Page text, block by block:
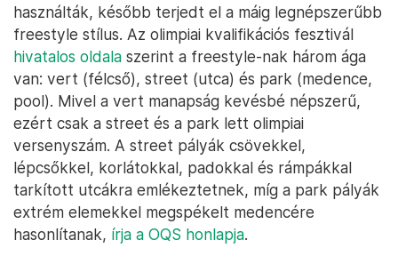
használták, később terjedt el a máig legnépszerűbb
freestyle stílus. Az olimpiai kvalifikációs fesztivál
hivatalos oldala szerint a freestyle-nak három ága
van: vert (félcső), street (utca) és park (medence,
pool). Mivel a vert manapság kevésbé népszerű,
ezért csak a street és a park lett olimpiai
versenyszám. A street pályák csövekkel,
lépcsőkkel, korlátokkal, padokkal és rámpákkal
tarkított utcákra emlékeztetnek, míg a park pályák
extrém elemekkel megspékelt medencére
hasonlítanak, írja a OQS honlapja.